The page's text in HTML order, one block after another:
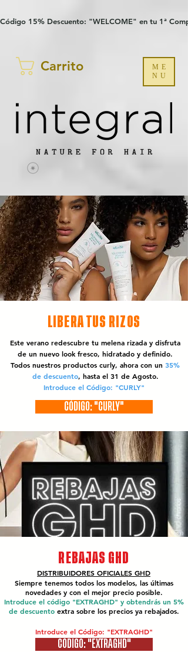
Código 15% Descuento: "WELCOME" en tu 1ª
Carrito
ME
NU
LIBERA TUS RIZOS
Este verano redescubre tu melena rizada y disfruta
de un nuevo look fresco, hidratado y definido.
Todos nuestros productos curly, ahora con un 35%
de descuento, hasta el 31 de Agosto.
Introduce el Código: "CURLY"
CÓDIGO: "CURLY"
REBAJAS GHD
DISTRIBUIDORES OFICIALES GHD
Siempre tenemos todos los modelos, las últimas
novedades y con el mejor precio posible.
Introduce el código "EXTRAGHD" y obtendrás un 5%
de descuento extra sobre los precios ya rebajados.
Introduce el Código: "EXTRAGHD"
CÓDIGO: "EXTRAGHD"